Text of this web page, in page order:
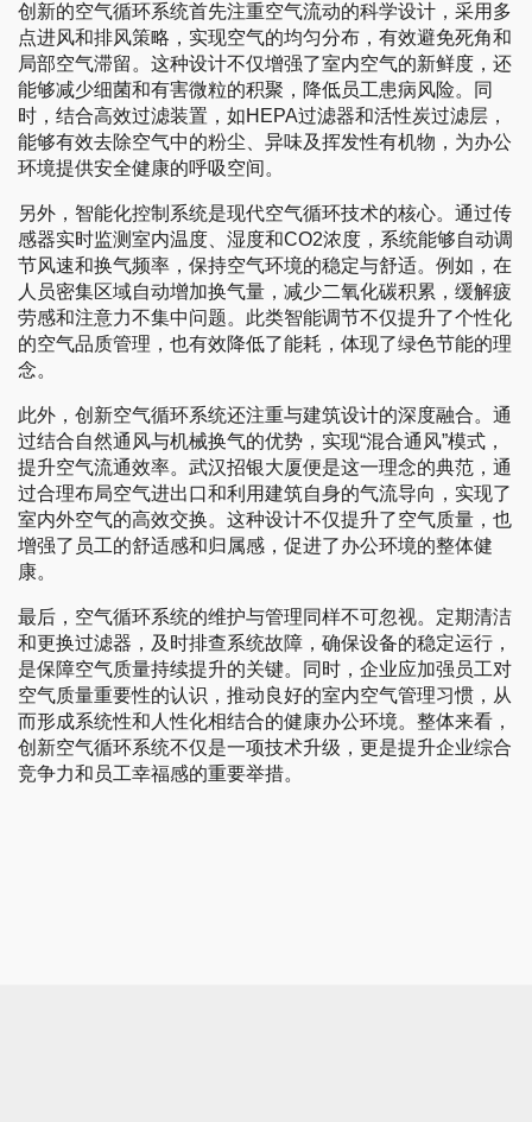
创新的空气循环系统首先注重空气流动的科学设计，采用多
点进风和排风策略，实现空气的均匀分布，有效避免死角和
局部空气滞留。这种设计不仅增强了室内空气的新鲜度，还
能够减少细菌和有害微粒的积聚，降低员工患病风险。同
时，结合高效过滤装置，如HEPA过滤器和活性炭过滤层，
能够有效去除空气中的粉尘、异味及挥发性有机物，为办公
环境提供安全健康的呼吸空间。
另外，智能化控制系统是现代空气循环技术的核心。通过传
感器实时监测室内温度、湿度和CO2浓度，系统能够自动调
节风速和换气频率，保持空气环境的稳定与舒适。例如，在
人员密集区域自动增加换气量，减少二氧化碳积累，缓解疲
劳感和注意力不集中问题。此类智能调节不仅提升了个性化
的空气品质管理，也有效降低了能耗，体现了绿色节能的理
念。
此外，创新空气循环系统还注重与建筑设计的深度融合。通
过结合自然通风与机械换气的优势，实现“混合通风”模式，
提升空气流通效率。武汉招银大厦便是这一理念的典范，通
过合理布局空气进出口和利用建筑自身的气流导向，实现了
室内外空气的高效交换。这种设计不仅提升了空气质量，也
增强了员工的舒适感和归属感，促进了办公环境的整体健
康。
最后，空气循环系统的维护与管理同样不可忽视。定期清洁
和更换过滤器，及时排查系统故障，确保设备的稳定运行，
是保障空气质量持续提升的关键。同时，企业应加强员工对
空气质量重要性的认识，推动良好的室内空气管理习惯，从
而形成系统性和人性化相结合的健康办公环境。整体来看，
创新空气循环系统不仅是一项技术升级，更是提升企业综合
竞争力和员工幸福感的重要举措。